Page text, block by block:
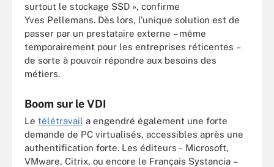
surtout le stockage SSD », confirme
Yves Pellemans. Dès lors, l’unique solution est de
passer par un prestataire externe – même
temporairement pour les entreprises réticentes –
de sorte à pouvoir répondre aux besoins des
métiers.
Boom sur le VDI
Le télétravail a engendré également une forte
demande de PC virtualisés, accessibles après une
authentification forte. Les éditeurs – Microsoft,
VMware, Citrix, ou encore le Français Systancia –